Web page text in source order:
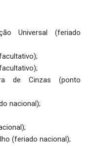
Universal (feriado
de Cinzas (ponto
nacional);
(feriado nacional);